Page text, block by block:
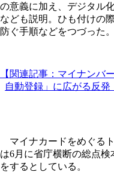
の意義に加え、デジタル
なども説明。ひも付けの
防ぐ手順などをつづった
【関連記事：マイナンバ
自動登録」に広がる反
マイナカードをめぐる
は6月に省庁横断の総点
をするとしている。